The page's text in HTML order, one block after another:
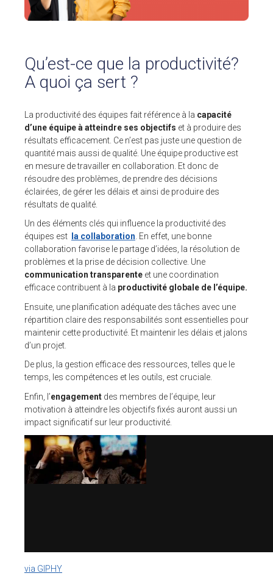
Pour ses tarifs transparents
Quel est votre besoin ?
BLOG
Fonctionnalités
Articles
A PROPOS DE NOUS
L’entreprise
Contact
Demander une démo
Plateforme de test
ESPACE CLIENTS
SUPPORT
+33 4 76 09 31 61
SUIVEZ-NOUS
REJOIGNEZ-NOUS
NOS VIDÉOS SUR
Qu’est-ce que la productivité?
A quoi ça sert ?
La productivité des équipes fait référence à la capacité
d’une équipe à atteindre ses objectifs et à produire des
résultats efficacement. Ce n’est pas juste une question de
quantité mais aussi de qualité. Une équipe productive est
en mesure de travailler en collaboration. Et donc de
résoudre des problèmes, de prendre des décisions
éclairées, de gérer les délais et ainsi de produire des
résultats de qualité.
Un des éléments clés qui influence la productivité des
équipes est
la collaboration . En effet, une bonne
collaboration favorise le partage d’idées, la résolution de
problèmes et la prise de décision collective. Une
communication transparente et une coordination
efficace contribuent à la productivité globale de l’équipe.
Ensuite, une planification adéquate des tâches avec une
répartition claire des responsabilités sont essentielles pour
maintenir cette productivité. Et maintenir les délais et jalons
d’un projet.
De plus, la gestion efficace des ressources, telles que le
temps, les compétences et les outils, est cruciale.
Enfin, l’engagement des membres de l’équipe, leur
motivation à atteindre les objectifs fixés auront aussi un
impact significatif sur leur productivité.
via GIPHY